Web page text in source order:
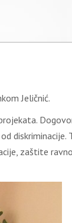
Jeličnić.
diskriminacije.
zaštite